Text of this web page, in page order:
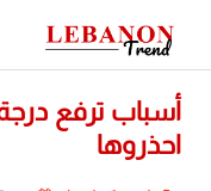
أسباب ترفع
احذروها
Contact
Us